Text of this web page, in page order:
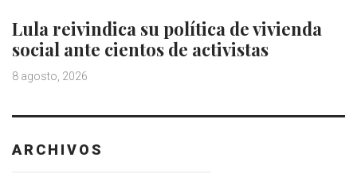
Lula reivindica su política de vivienda
social ante cientos de activistas
8 agosto, 2026
ARCHIVOS